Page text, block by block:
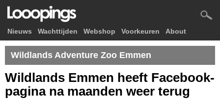
Nieuws Wachttijden Webshop Voorkeuren About
Wildlands Adventure Zoo Emmen
Wildlands Emmen heeft Facebook-
pagina na maanden weer terug